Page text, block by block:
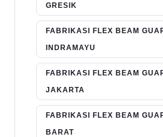
GRESIK
FABRIKASI FLEX BEAM
INDRAMAYU
FABRIKASI FLEX BEAM
JAKARTA
FABRIKASI FLEX BEAM
BARAT